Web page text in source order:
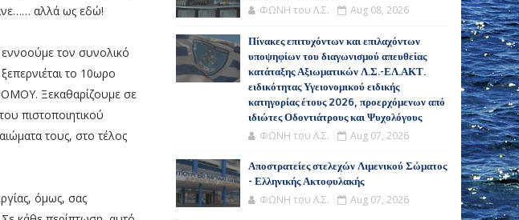
αλλά ως εδώ!
τον συνολικό
το 10ωρο
Ξεκαθαρίζουμε σε
πιστοποιητικού
τους, στο τέλος
όμως, σας
ΦΩΝΗ του Λ.Σ. Aug 08, 2026
Πίνακες επιτυχόντων και επιλαχόντων
υποψηφίων του διαγωνισμού απευθείας
κατάταξης Αξιωματικών Λ.Σ.-ΕΛ.ΑΚΤ.
ειδικότητας Υγειονομικού ειδικής
κατηγορίας έτους 2026, προερχόμενων από
ιδιώτες Οδοντιάτρους και Ψυχολόγους
ΦΩΝΗ του Λ.Σ. Aug 07, 2026
Αποστρατείες στελεχών Λιμενικού Σώματος
- Ελληνικής Ακτοφυλακής
ΦΩΝΗ του Λ.Σ. Aug 07, 2026